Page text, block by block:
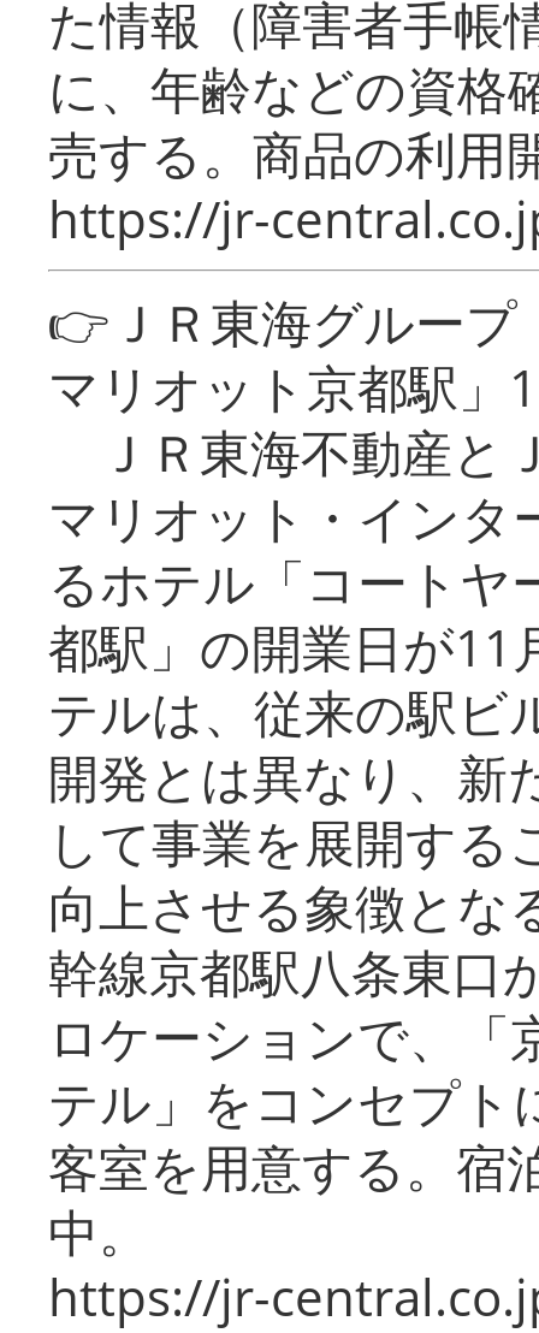
た情報（障害者手帳
に、年齢などの資格
売する。商品の利用
https://jr-
👉ＪＲ東海グルー
マリオット京都駅」
ＪＲ東海不動産と
マリオット・インタ
るホテル「コートヤ
都駅」の開業日が11
テルは、従来の駅ビ
開発とは異なり、新
して事業を展開する
向上させる象徴とな
幹線京都駅八条東口
ロケーションで、「
テル」をコンセプト
客室を用意する。宿
中。
https://jr-